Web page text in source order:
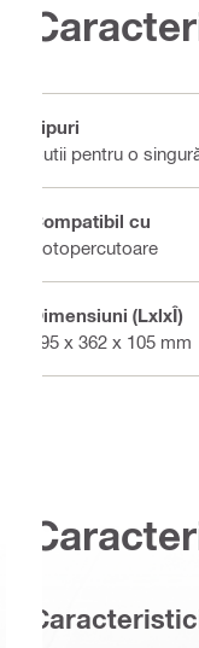
Tipuri
Cutii pentru o
Compatibil cu
Rotopercutoare
Dimensiuni (LxlxÎ)
395 x 362 x 105 mm